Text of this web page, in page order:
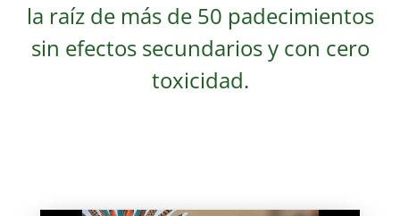
la raíz de más de 50 padecimientos
sin efectos secundarios y con cero
toxicidad.